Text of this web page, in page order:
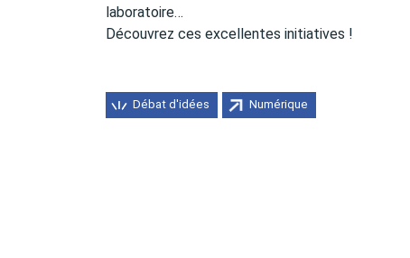
laboratoire…
Découvrez ces excellentes initiatives !
Débat d'idées Numérique